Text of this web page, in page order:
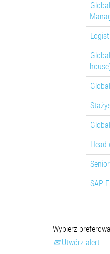
house)
Head
SAP
Wybierz
Utwórz alert